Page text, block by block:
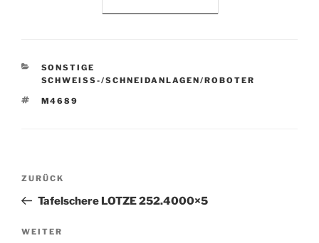
KATEGORIEN
SONSTIGE
SCHWEISS-/SCHNEIDANLAGEN/ROBOTER
SCHLAGWÖRTER
M4689
Beitrags-
Vorheriger
Beitrag
ZURÜCK
Tafelschere LOTZE 252.4000×5
Nächster
WEITER